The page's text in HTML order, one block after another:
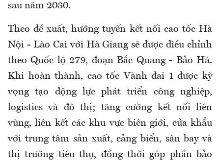
sau năm 2030.
Theo đề xuất, hướng tuyến kết nối cao tốc Hà
Nội - Lào Cai với Hà Giang sẽ được điều chỉnh
theo Quốc lộ 279, đoạn Bắc Quang - Bảo Hà.
Khi hoàn thành, cao tốc Vành đai 1 được kỳ
vọng tạo động lực phát triển công nghiệp,
logistics và đô thị; tăng cường kết nối liên
vùng, liên kết các khu vực biên giới, cửa khẩu
với trung tâm sản xuất, cảng biển, sân bay và
thị trường tiêu thụ, đồng thời góp phần bảo